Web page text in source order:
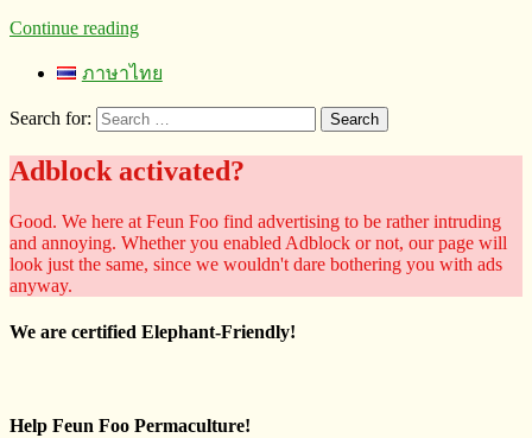
Continue reading
ภาษาไทย
Search for:
Adblock activated?
Good. We here at Feun Foo find advertising to be rather intruding
and annoying. Whether you enabled Adblock or not, our page will
look just the same, since we wouldn't dare bothering you with ads
anyway.
We are certified Elephant-Friendly!
Help Feun Foo Permaculture!